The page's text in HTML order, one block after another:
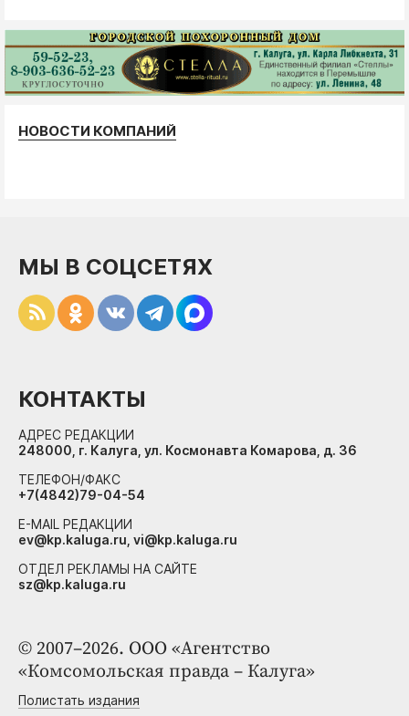
НОВОСТИ КОМПАНИЙ
© 2007–2026. ООО «Агентство
«Комсомольская правда – Калуга»
Полистать издания
МЫ В СОЦСЕТЯХ
КОНТАКТЫ
АДРЕС РЕДАКЦИИ
248000, г. Калуга, ул. Космонавта Комарова, д. 36
ТЕЛЕФОН/ФАКС
+7(4842)79-04-54
E-MAIL РЕДАКЦИИ
ev@kp.kaluga.ru, vi@kp.kaluga.ru
ОТДЕЛ РЕКЛАМЫ НА САЙТЕ
sz@kp.kaluga.ru